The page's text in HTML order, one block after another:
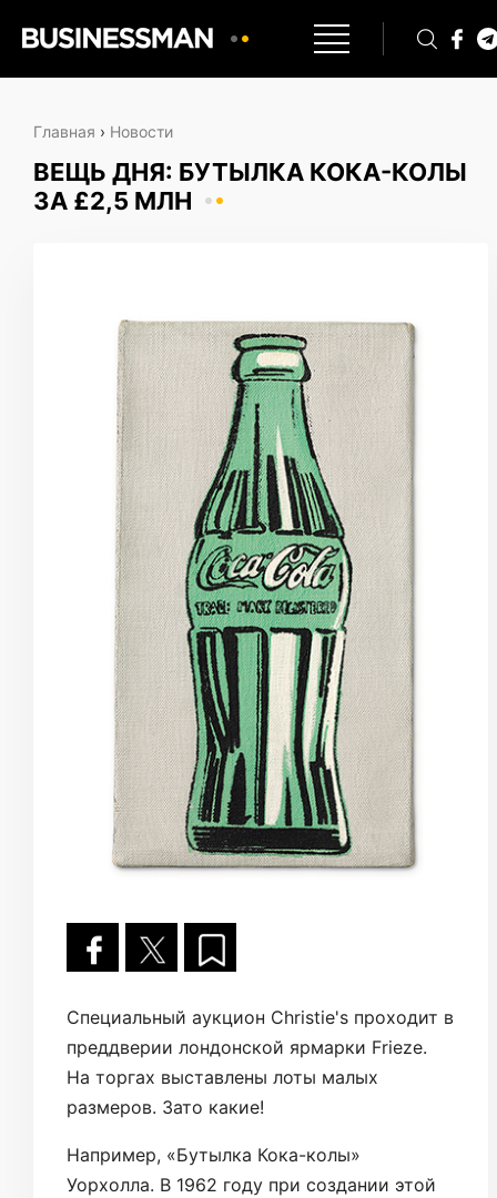
Главная › Новости
ВЕЩЬ ДНЯ: БУТЫЛКА КОКА-КОЛЫ
ЗА £2,5 МЛН
Специальный аукцион Christie's проходит в
преддверии лондонской ярмарки Frieze.
На торгах выставлены лоты малых
размеров. Зато какие!
Например, «Бутылка Кока-колы»
Уорхолла. В 1962 году при создании этой